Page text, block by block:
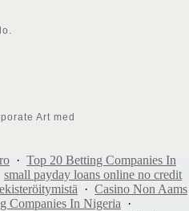
Art med
· Top 20 Betting Companies In
small payday loans online no credit
· Casino Non Aams
Companies In Nigeria ·